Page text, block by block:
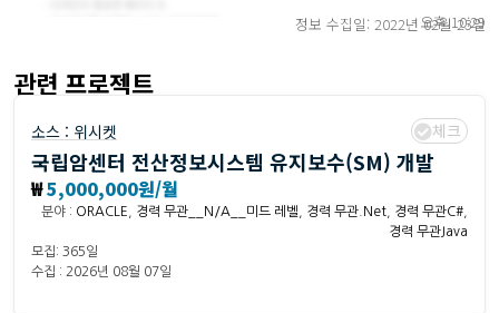
정보 수집일: 2022년 02월 23일
오후 10:29
관련 프로젝트
소스 : 위시켓 체크
국립암센터 전산정보시스템 유지보수(SM) 개발
₩5,000,000원/월
분야 : ORACLE 경력 무관__N/A__미드 레벨 경력 무관.Net 경력 무관C#
경력 무관Java
모집: 365일
수집 : 2026년 08월 07일